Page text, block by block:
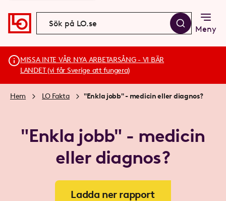
Meny
MISSA INTE VÅR NYA ARBETARSÅNG - VI BÄR
LANDET (vi får Sverige att fungera)
Hem LO Fakta "Enkla jobb" - medicin eller diagnos?
"Enkla jobb" - medicin
eller diagnos?
Ladda ner rapport